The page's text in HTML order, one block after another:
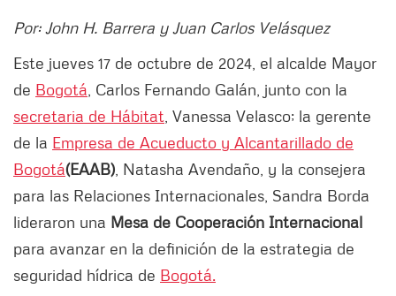
Por: John H. Barrera y Juan Carlos Velásquez
Este jueves 17 de octubre de 2024, el alcalde Mayor
de Bogotá , Carlos Fernando Galán, junto con la
secretaria de Hábitat , Vanessa Velasco; la gerente
de la Empresa de Acueducto y Alcantarillado de
Bogotá(EAAB) , Natasha Avendaño, y la consejera
para las Relaciones Internacionales, Sandra Borda
lideraron una Mesa de Cooperación Internacional
para avanzar en la definición de la estrategia de
seguridad hídrica de Bogotá.